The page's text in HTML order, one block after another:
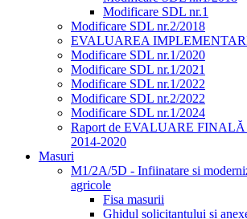
Modificare SDL nr.1
Modificare SDL nr.2/2018
EVALUAREA
Modificare SDL nr.1/2020
Modificare SDL nr.1/2021
Modificare SDL nr.1/2022
Modificare SDL nr.2/2022
Modificare SDL nr.1/2024
Raport de EVALUARE FINALĂ
2014-2020
Masuri
M1/2A/5D - Infiinatare si
agricole
Fisa masurii
Ghidul solicitantului si